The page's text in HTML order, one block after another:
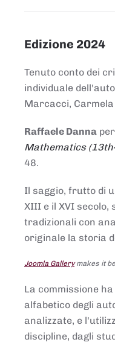
Edizione 2024
Tenuto conto dei
individuale
Marcacci,
Raffaele Danna
Mathematics
48.
Il saggio, frutto di
XIII e il XVI
tradizionali con
originale la storia
Joomla Gallerymakes it
La commissione
alfabetico degli
analizzate, e
discipline, dagli